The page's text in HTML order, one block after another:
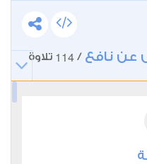
عن نافع /
114 تلاوة